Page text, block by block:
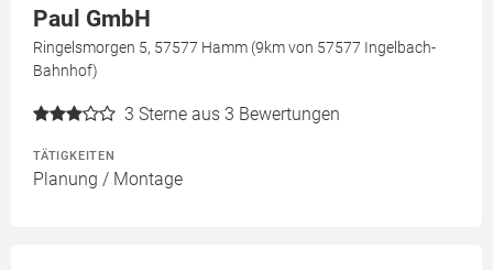
Paul GmbH
Ringelsmorgen 5, 57577 Hamm (9km von 57577 Ingelbach-
Bahnhof)
3 Sterne aus 3 Bewertungen
TÄTIGKEITEN
Planung / Montage